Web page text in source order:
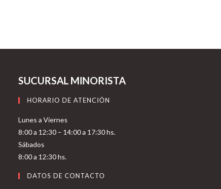
SUCURSAL MINORISTA
HORARIO DE ATENCIÓN
Lunes a Viernes
8:00 a 12:30 – 14:00 a 17:30 hs.
Sábados
8:00 a 12:30 hs.
DATOS DE CONTACTO